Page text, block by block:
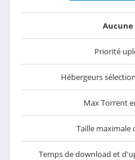
Aucune
Priorité
Hébergeurs
Max Torrent
Taille maximale
Temps de download et